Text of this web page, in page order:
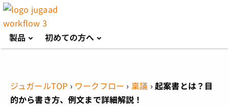
製品 初めての方へ
ジュガールTOP › ワークフロー › 稟議 › 起案書とは？目
的から書き方、例文まで詳細解説！